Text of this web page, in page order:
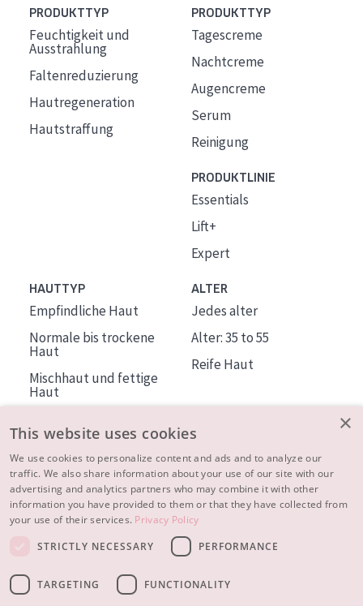
PRODUKTTYP
Feuchtigkeit und
Ausstrahlung
Faltenreduzierung
Hautregeneration
Hautstraffung
PRODUKTTYP
Tagescreme
Nachtcreme
Augencreme
Serum
Reinigung
PRODUKTLINIE
Essentials
Lift+
Expert
HAUTTYP
Empfindliche Haut
Normale bis trockene
Haut
Mischhaut und fettige
Haut
Haut
ALTER
Jedes alter
Alter: 35 to 55
Reife Haut
ÜBER DIADERMINE
Mehr über uns
Inspiration
×
This website uses cookies
We use cookies to personalize content and ads and to analyze our
traffic. We also share information about your use of our site with our
advertising and analytics partners who may combine it with other
information you have provided to them or that they have collected from
your use of their services. Privacy Policy
STRICTLY NECESSARY
PERFORMANCE
TARGETING FUNCTIONALITY